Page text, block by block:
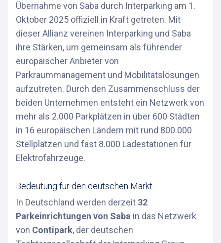
Übernahme von Saba durch Interparking am 1.
Oktober 2025 offiziell in Kraft getreten. Mit
dieser Allianz vereinen Interparking und Saba
ihre Stärken, um gemeinsam als führender
europäischer Anbieter von
Parkraummanagement und Mobilitätslösungen
aufzutreten. Durch den Zusammenschluss der
beiden Unternehmen entsteht ein Netzwerk von
mehr als 2.000 Parkplätzen in über 600 Städten
in 16 europäischen Ländern mit rund 800.000
Stellplätzen und fast 8.000 Ladestationen für
Elektrofahrzeuge.
Bedeutung für den deutschen Markt
In Deutschland werden derzeit 32
Parkeinrichtungen von Saba in das Netzwerk
von Contipark, der deutschen